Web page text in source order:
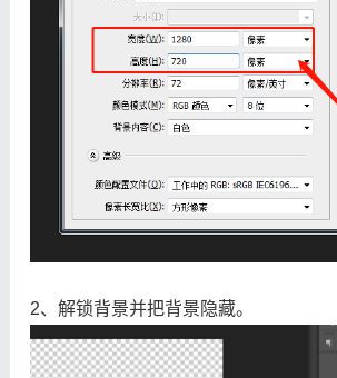
2、解锁背景并把背景隐藏。